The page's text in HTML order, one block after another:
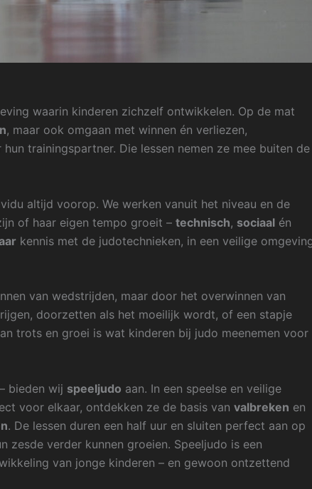
waarin kinderen zichzelf ontwikkelen. Op de mat
, maar ook omgaan met winnen én verliezen,
trainingspartner. Die lessen nemen ze mee buiten de
altijd voorop. We werken vanuit het niveau en de
of haar eigen tempo groeit – technisch, sociaal én
kennis met de judotechnieken, in een veilige
van wedstrijden, maar door het overwinnen van
doorzetten als het moeilijk wordt, of een stapje
trots en groei is wat kinderen bij judo meenemen voor
– bieden wij speeljudo aan. In een speelse en veilige
voor elkaar, ontdekken ze de basis van valbreken en
. De lessen duren een half uur en sluiten perfect aan op
zesde verder kunnen groeien. Speeljudo is een
van jonge kinderen – en gewoon ontzettend